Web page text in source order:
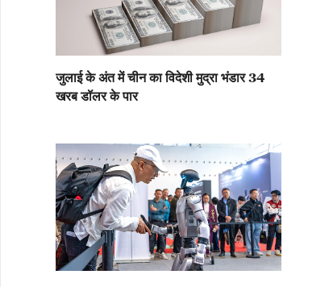
जुलाई के अंत में चीन का विदेशी मुद्रा भंडार 34
खरब डॉलर के पार